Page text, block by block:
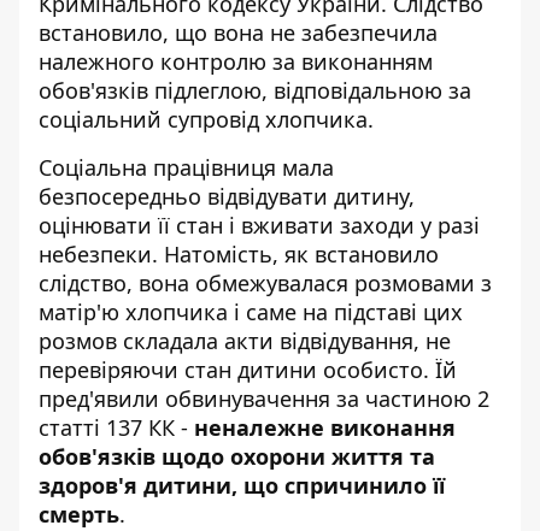
встановило, що вона не забезпечила
належного контролю за виконанням
обов'язків підлеглою, відповідальною за
соціальний супровід хлопчика.
Соціальна працівниця мала
безпосередньо відвідувати дитину,
оцінювати її стан і вживати заходи у разі
небезпеки. Натомість, як встановило
слідство, вона обмежувалася розмовами з
матір'ю хлопчика і саме на підставі цих
розмов складала акти відвідування, не
перевіряючи стан дитини особисто. Їй
пред'явили обвинувачення за частиною 2
статті 137 КК - неналежне виконання
обов'язків щодо охорони життя та
здоров'я дитини, що спричинило її
смерть.